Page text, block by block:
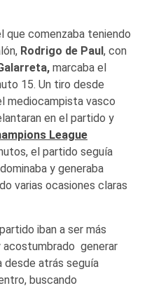
que comenzaba teniendo
Rodrigo de Paul, con
marcaba el
15. Un tiro desde
mediocampista vasco
en el partido y
League
el partido seguía
dominaba y generaba
varias ocasiones claras
iban a ser más
acostumbrado generar
atrás seguía
buscando